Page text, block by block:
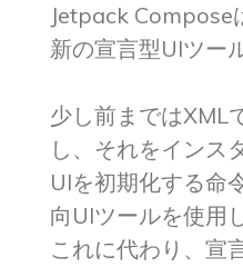
Jetpack
新の宣言型UIツー
少し前まではXML
し、それをインス
UIを初期化する命
向UIツールを使用
これに代わり、宣